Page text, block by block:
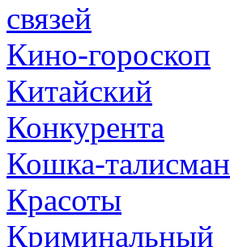
связей
Кино-гороскоп
Китайский
Конкурента
Кошка-талисман
Красоты
Криминальный